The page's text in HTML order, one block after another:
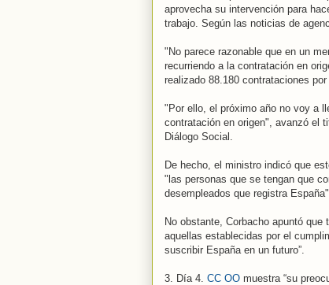
aprovecha su intervención para
trabajo. Según las noticias de
"No parece razonable que en un
recurriendo a la contratación en
realizado 88.180 contrataciones
"Por ello, el próximo año no voy a
contratación en origen", avanzó el
Diálogo Social.
De hecho, el ministro indicó que
"las personas que se tengan que
desempleados que registra España".
No obstante, Corbacho apuntó
aquellas establecidas por el
suscribir España en un futuro”.
3. Día 4. CC OO muestra “su